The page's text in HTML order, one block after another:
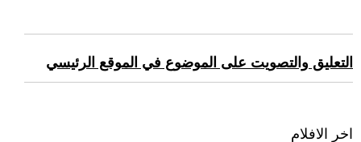
التعليق والتصويت على الموضوع في الموقع الرئيسي
اخر الافلام